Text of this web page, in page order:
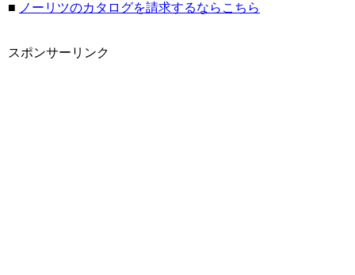
■ ノーリツのカタログを請求するならこちら
スポンサーリンク